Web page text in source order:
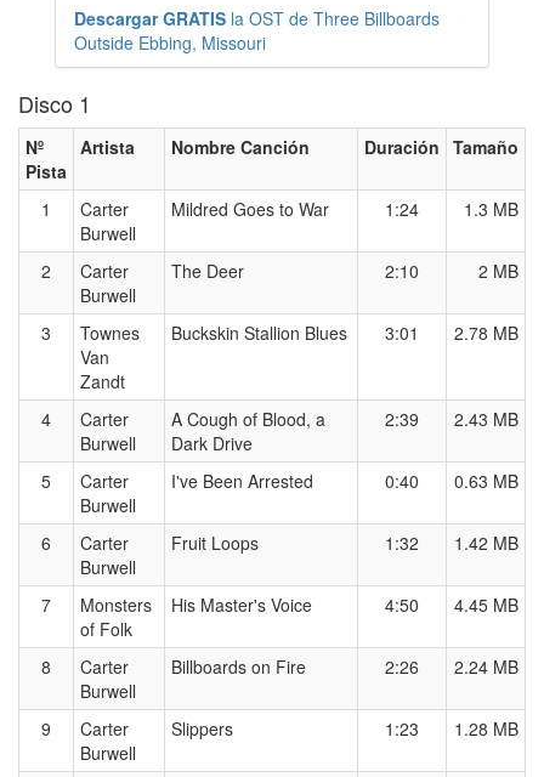
Descargar GRATIS la OST de Three Billboards
Outside Ebbing, Missouri
Disco 1
Nº
Pista
Artista Nombre Canción Duración Tamaño
1
Carter
Burwell
Mildred Goes to War 1:24 1.3 MB
2
Carter
Burwell
The Deer 2:10 2 MB
3
Townes
Van
Zandt
Buckskin Stallion Blues 3:01 2.78 MB
4
Carter
Burwell
A Cough of Blood, a
Dark Drive
2:39 2.43 MB
5
Carter
Burwell
I've Been Arrested 0:40 0.63 MB
6
Carter
Burwell
Fruit Loops 1:32 1.42 MB
7
Monsters
of Folk
His Master's Voice 4:50 4.45 MB
8
Carter
Burwell
Billboards on Fire 2:26 2.24 MB
9
Carter
Burwell
Slippers 1:23 1.28 MB